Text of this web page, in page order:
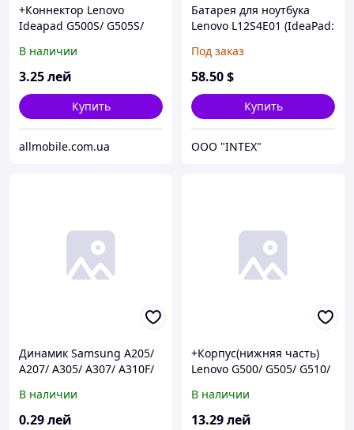
+Коннектор Lenovo
Ideapad G500S/ G505S/
В наличии
3.25лей
Купить
allmobile.com.ua
Батарея для ноутбука
Lenovo L12S4E01 (IdeaPad:
G505s, G510s, S510p, G70
series) 14.8V 2600mAh
Под заказ
58.50$
Купить
OOO "INTEX"
Динамик Samsung A205/
A207/ A305/ A307/ A310F/
J510F/ J710F/ G550/ G610
В наличии
0.29лей
+Корпус(нижняя часть)
Lenovo G500/ G505/ G510/
В наличии
13.29лей